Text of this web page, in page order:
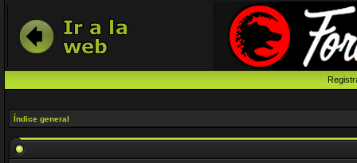
Índice general